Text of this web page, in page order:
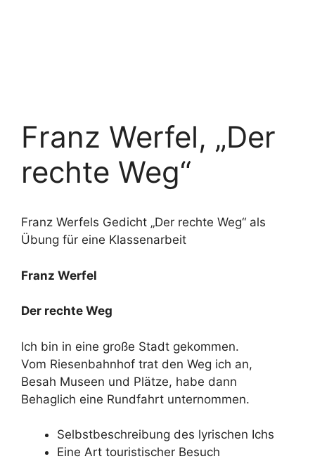
Franz Werfel, „Der
rechte Weg“
Franz Werfels Gedicht „Der rechte Weg“ als
Übung für eine Klassenarbeit
Franz Werfel
Der rechte Weg
Ich bin in eine große Stadt gekommen.
Vom Riesenbahnhof trat den Weg ich an,
Besah Museen und Plätze, habe dann
Behaglich eine Rundfahrt unternommen.
Selbstbeschreibung des lyrischen Ichs
Eine Art touristischer Besuch